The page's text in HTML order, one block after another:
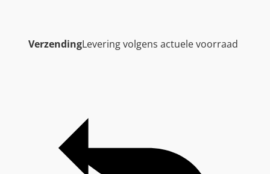
VerzendingLevering volgens actuele voorraad